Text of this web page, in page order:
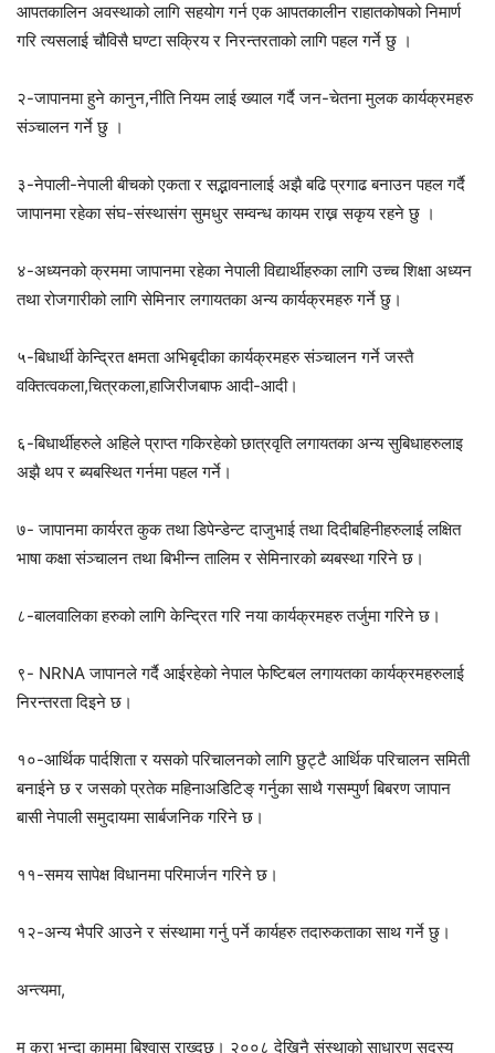
आपतकालिन अवस्थाको लागि सहयोग गर्न एक आपतकालीन राहातकोषको निमार्ण
गरि त्यसलाई चौविसै घण्टा सक्रिय र निरन्तरताको लागि पहल गर्ने छु ।
२-जापानमा हुने कानुन,नीति नियम लाई ख्याल गर्दै जन-चेतना मुलक कार्यक्रमहरु
संञ्चालन गर्ने छु ।
३-नेपाली-नेपाली बीचको एकता र सद्भावनालाई अझै बढि प्रगाढ बनाउन पहल गर्दै
जापानमा रहेका संघ-संस्थासंग सुमधुर सम्वन्ध कायम राख्न सकृय रहने छु ।
४-अध्यनको क्रममा जापानमा रहेका नेपाली विद्यार्थीहरुका लागि उच्च शिक्षा अध्यन
तथा रोजगारीको लागि सेमिनार लगायतका अन्य कार्यक्रमहरु गर्ने छु।
५-बिधार्थी केन्द्रित क्षमता अभिबृदीका कार्यक्रमहरु संञ्चालन गर्ने जस्तै
वक्तित्वकला,चित्रकला,हाजिरीजबाफ आदी-आदी।
६-बिधार्थीहरुले अहिले प्राप्त गकिरहेको छात्रवृति लगायतका अन्य सुबिधाहरुलाइ
अझै थप र ब्यबस्थित गर्नमा पहल गर्ने।
७- जापानमा कार्यरत कुक तथा डिपेन्डेन्ट दाजुभाई तथा दिदीबहिनीहरुलाई लक्षित
भाषा कक्षा संञ्चालन तथा बिभीन्न तालिम र सेमिनारको ब्यबस्था गरिने छ।
८-बालवालिका हरुको लागि केन्द्रित गरि नया कार्यक्रमहरु तर्जुमा गरिने छ।
९- NRNA जापानले गर्दै आईरहेको नेपाल फेष्टिबल लगायतका कार्यक्रमहरुलाई
निरन्तरता दिइने छ।
१०-आर्थिक पार्दशिता र यसको परिचालनको लागि छुट्टै आर्थिक परिचालन समिती
बनाईने छ र जसको प्रतेक महिनाअडिटिङ् गर्नुका साथै गसम्पुर्ण बिबरण जापान
बासी नेपाली समुदायमा सार्बजनिक गरिने छ।
११-समय सापेक्ष विधानमा परिमार्जन गरिने छ।
१२-अन्य भैपरि आउने र संस्थामा गर्नु पर्ने कार्यहरु तदारुकताका साथ गर्ने छु।
अन्त्यमा,
म कुरा भन्दा काममा बिश्वास राख्दछु। २००८ देखिनै संस्थाको साधारण सदस्य